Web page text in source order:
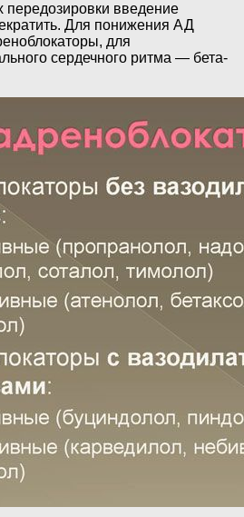
введение
Для понижения АД
для
сердечного ритма — бета-